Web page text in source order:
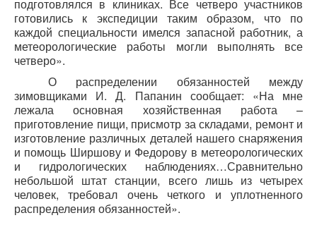
подготовлялся в клиниках. Все четверо участников
готовились к экспедиции таким образом, что по
каждой специальности имелся запасной работник, а
метеорологические работы могли выполнять все
четверо».
О распределении обязанностей между
зимовщиками И. Д. Папанин сообщает: «На мне
лежала основная хозяйственная работа –
приготовление пищи, присмотр за складами, ремонт и
изготовление различных деталей нашего снаряжения
и помощь Ширшову и Федорову в метеорологических
и гидрологических наблюдениях…Сравнительно
небольшой штат станции, всего лишь из четырех
человек, требовал очень четкого и уплотненного
распределения обязанностей».